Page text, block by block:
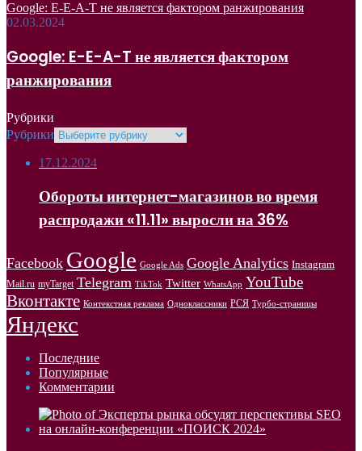
Google: E-E-A-T не является фактором ранжирования
02.03.2024
Google: E-E-A-T не является фактором
ранжирования
Рубрики
Рубрики
17.12.2024
Обороты интернет-магазинов во время
распродажи «11.11» выросли на 36%
Facebook Google Google Ads Google Analytics Instagram
Mail.ru myTarget Telegram TikTok Twitter WhatsApp YouTube
Вконтакте Контекстная реклама Одноклассники РСЯ Турбо-страницы
Яндекс
Последние
Популярные
Комментарии